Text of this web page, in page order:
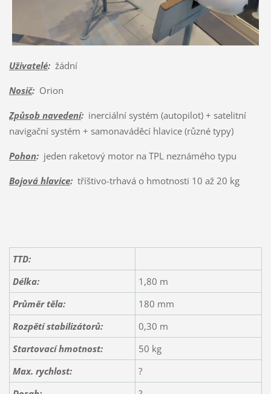
Uživatelé:žádní
Nosič:Orion
Způsob navedení:inerciální systém (autopilot) + satelitní
navigační systém + samonaváděcí hlavice (různé typy)
Pohon:jeden raketový motor na TPL neznámého typu
Bojová hlavice:tříštivo-trhavá o hmotnosti 10 až 20 kg
TTD:
Délka:
1,80 m
Průměr těla:
180 mm
Rozpětí stabilizátorů:
0,30 m
Startovací hmotnost:
50 kg
Max. rychlost:
?